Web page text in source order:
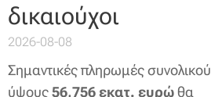
δικαιούχοι
2026-08-08
Σημαντικές πληρωμές συνολικού
ύψους56,756 εκατ. ευρώθα